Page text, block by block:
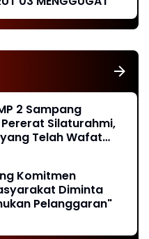
2 Sampang
Silaturahmi,
Telah Wafat
Komitmen
Diminta
Pelanggaran"